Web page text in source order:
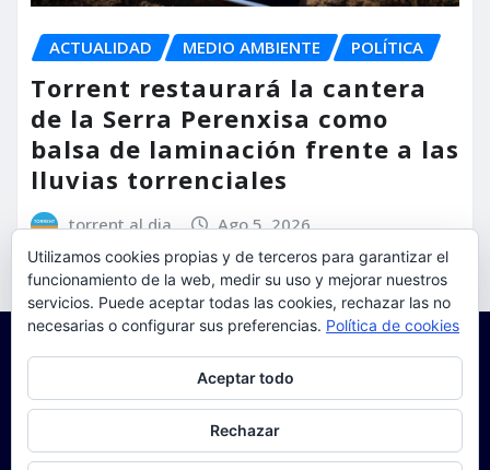
ACTUALIDAD MEDIO AMBIENTE POLÍTICA
Torrent restaurará la cantera
de la Serra Perenxisa como
balsa de laminación frente a las
lluvias torrenciales
torrent al dia Ago 5, 2026
Copyright © 2025 | Funciona conWordPress|Seattle
Utilizamos cookies propias y de terceros para garantizar el
funcionamiento de la web, medir su uso y mejorar nuestros
servicios. Puede aceptar todas las cookies, rechazar las no
necesarias o configurar sus preferencias. Política de cookies
Aceptar todo
Rechazar
Para obtener más información, incluido cómo gestionar las cookies,